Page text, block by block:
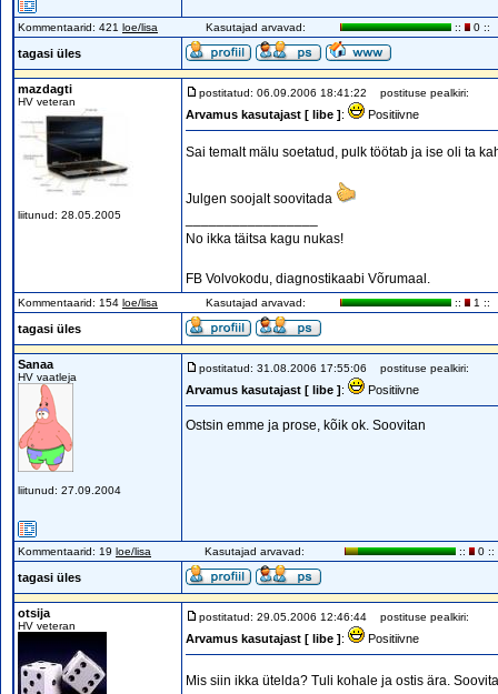
Kommentaarid: 421 loe/lisa Kasutajad arvavad: :: 0 ::
tagasi üles
mazdagti
HV veteran
liitunud: 28.05.2005
postitatud: 06.09.2006 18:41:22 postituse pealkiri:
Arvamus kasutajast [ libe ]: Positiivne
Sai temalt mälu soetatud, pulk töötab ja ise oli ta
Julgen soojalt soovitada
No ikka täitsa kagu nukas!
FB Volvokodu, diagnostikaabi Võrumaal.
Kommentaarid: 154 loe/lisa Kasutajad arvavad: :: 1 ::
tagasi üles
Sanaa
HV vaatleja
liitunud: 27.09.2004
postitatud: 31.08.2006 17:55:06 postituse pealkiri:
Arvamus kasutajast [ libe ]: Positiivne
Ostsin emme ja prose, kõik ok. Soovitan
Kommentaarid: 19 loe/lisa Kasutajad arvavad: :: 0 ::
tagasi üles
otsija
HV veteran
postitatud: 29.05.2006 12:46:44 postituse pealkiri:
Arvamus kasutajast [ libe ]: Positiivne
Mis siin ikka ütelda? Tuli kohale ja ostis ära.